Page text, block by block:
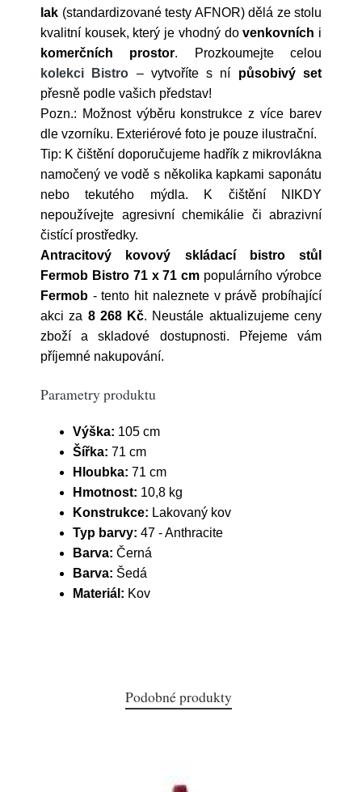
lak (standardizované testy AFNOR) dělá ze stolu
kvalitní kousek, který je vhodný dovenkovních i
komerčních
prostor. Prozkoumejte celou
kolekci Bistro – vytvoříte s ní působivý set
přesně podle vašich představ!
Pozn.: Možnost výběru konstrukce z více barev
dle vzorníku. Exteriérové foto je pouze ilustrační.
Tip: K čištění doporučujeme hadřík z mikrovlákna
namočený ve vodě s několika kapkami saponátu
nebo tekutého mýdla. K čištění NIKDY
nepoužívejte agresivní chemikálie či abrazivní
čistící prostředky.
Antracitový kovový skládací bistro stůl
Fermob Bistro 71 x 71 cm populárního výrobce
Fermob - tento hit naleznete v právě probíhající
akci za 8 268 Kč. Neustále aktualizujeme ceny
zboží a skladové dostupnosti. Přejeme vám
příjemné nakupování.
Parametry produktu
Výška: 105 cm
Šířka: 71 cm
Hloubka: 71 cm
Hmotnost: 10,8 kg
Konstrukce: Lakovaný kov
Typ barvy: 47 - Anthracite
Barva: Černá
Barva: Šedá
Materiál: Kov
Podobné produkty